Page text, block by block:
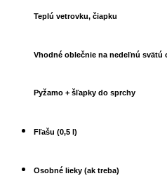
Teplú vetrovku, čiapku
Vhodné oblečnie na nedeľnú svätú
Pyžamo + šľapky do sprchy
Fľašu (0,5 l)
Osobné lieky (ak treba)